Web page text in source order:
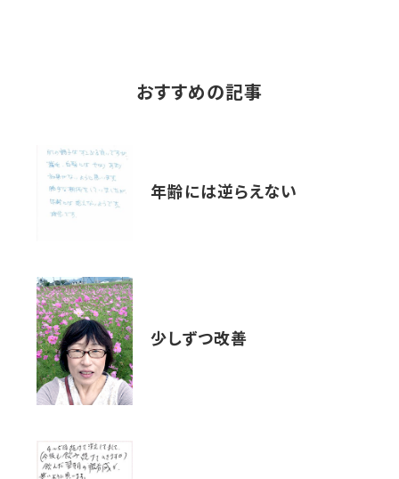
おすすめの記事
年齢には逆らえない
少しずつ改善